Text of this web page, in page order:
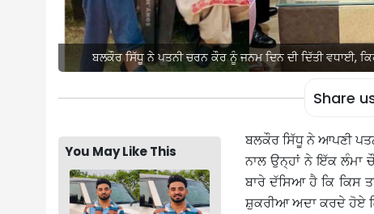
ਬਲਕੌਰ ਸਿੱਧੂ ਨੇ ਪਤਨੀ ਚਰਨ ਕੌਰ ਨੂੰ ਜਨਮ ਦਿਨ ਦੀ ਦਿੱਤੀ ਵਧਾਈ,
Share
You May Like This
ਬਲਕੌਰ ਸਿੱਧੂ ਨੇ ਆਪਣੀ
ਨਾਲ ਉਨ੍ਹਾਂ ਨੇ ਇੱਕ ਲੰਮਾ
ਬਾਰੇ ਦੱਸਿਆ ਹੈ ਕਿ ਕਿਸ
ਸ਼ੁਕਰੀਆ ਅਦਾ ਕਰਦੇ ਹੋਏ